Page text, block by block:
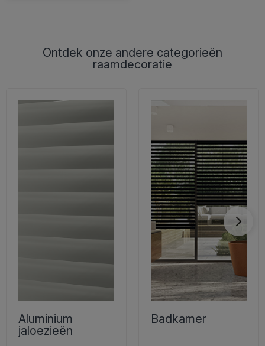
Ontdek onze andere categorieën
raamdecoratie
Aluminium
jaloezieën
Badkamer